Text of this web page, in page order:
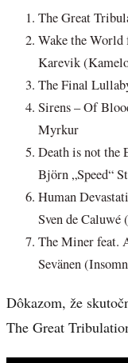
The Great
Wake the
Karevik
The Final
Sirens – Of
Myrkur
Death is not the
Björn „Speed“
Human
Sven de Caluwé
The Miner feat.
Sevänen
Dôkazom, že
The Great